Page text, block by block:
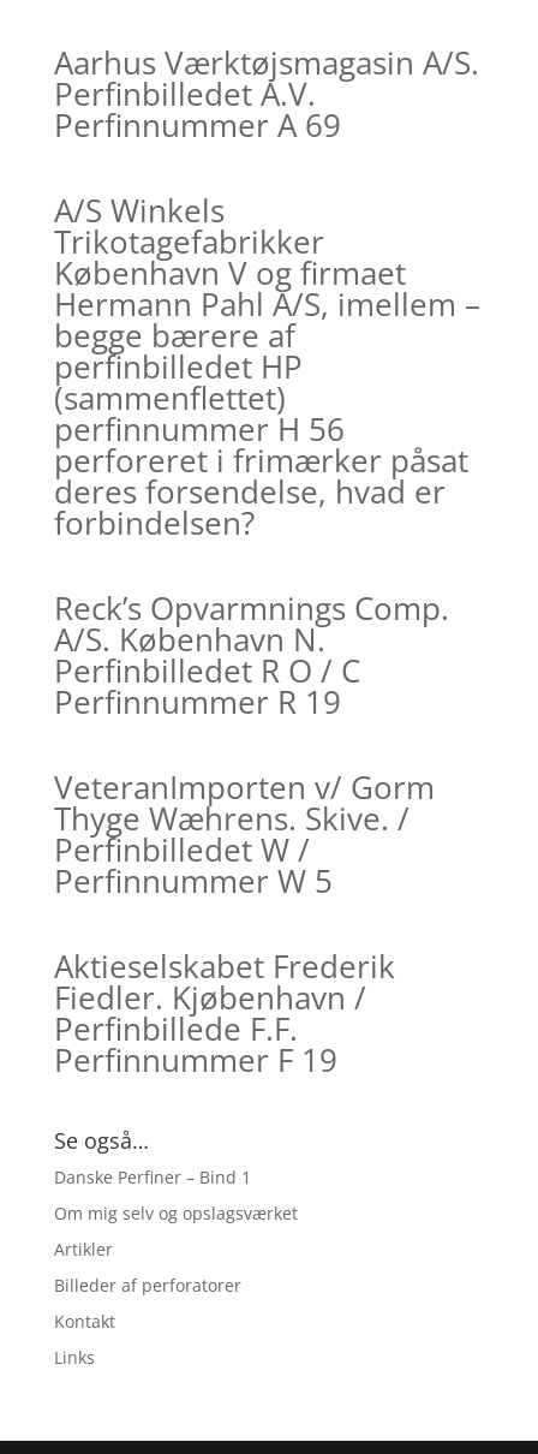
Aarhus Værktøjsmagasin A/S.
Perfinbilledet A.V.
Perfinnummer A 69
A/S Winkels
Trikotagefabrikker
København V og firmaet
Hermann Pahl A/S, imellem –
begge bærere af
perfinbilledet HP
(sammenflettet)
perfinnummer H 56
perforeret i frimærker påsat
deres forsendelse, hvad er
forbindelsen?
Reck’s Opvarmnings Comp.
A/S. København N.
Perfinbilledet R O / C
Perfinnummer R 19
VeteranImporten v/ Gorm
Thyge Wæhrens. Skive. /
Perfinbilledet W /
Perfinnummer W 5
Aktieselskabet Frederik
Fiedler. Kjøbenhavn /
Perfinbillede F.F.
Perfinnummer F 19
Se også…
Danske Perfiner – Bind 1
Om mig selv og opslagsværket
Artikler
Billeder af perforatorer
Kontakt
Links